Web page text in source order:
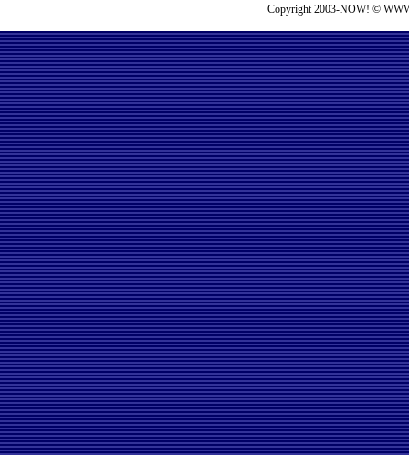
Copyright 2003-NOW! ©